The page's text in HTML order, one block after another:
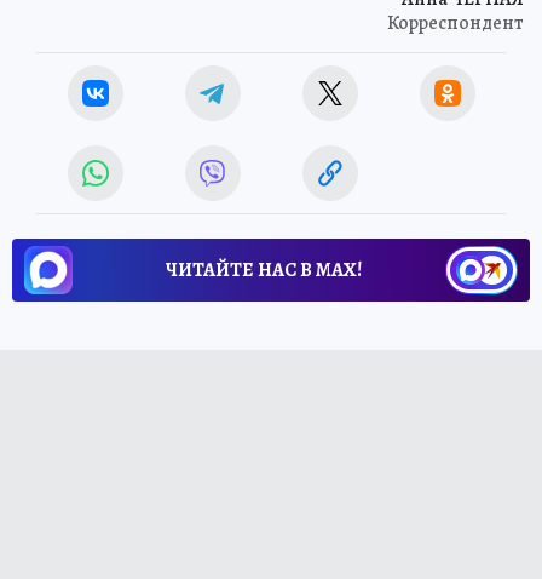
Корреспондент
ЧИТАЙТЕ НАС В МАХ!